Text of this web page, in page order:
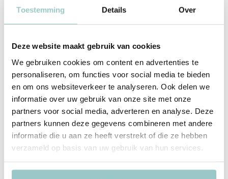
Toestemming Details Over
Deze website maakt gebruik van cookies
We gebruiken cookies om content en advertenties te
personaliseren, om functies voor social media te bieden
en om ons websiteverkeer te analyseren. Ook delen we
informatie over uw gebruik van onze site met onze
partners voor social media, adverteren en analyse. Deze
partners kunnen deze gegevens combineren met andere
informatie die u aan ze heeft verstrekt of die ze hebben
verzameld op basis van uw gebruik van hun services.
assortiment. Heel populair zijn Leeuw Hakuna,Vos Cesar
Blanche, maar ook de mooieNijntje Spaarpottenzijn favoriet van
velen!
Productspecificaties
SKU 7777000070915